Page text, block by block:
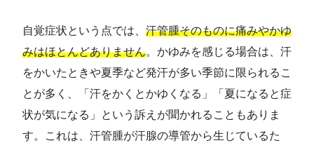
自覚症状という点では、 汗管腫そのものに痛みやかゆ
みはほとんどありません。かゆみを感じる場合は、汗
をかいたときや夏季など発汗が多い季節に限られるこ
とが多く、「汗をかくとかゆくなる」「夏になると症
状が気になる」という訴えが聞かれることもありま
す。これは、汗管腫が汗腺の導管から生じているた